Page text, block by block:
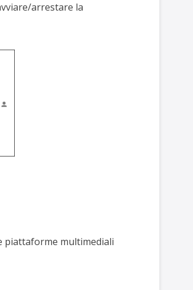
arrestare la
piattaforme multimediali